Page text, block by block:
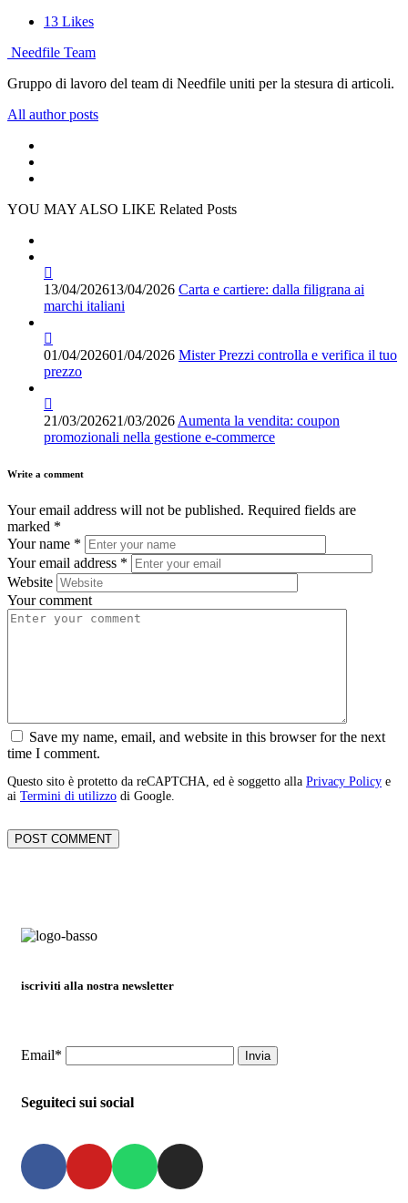
13 Likes
Needfile Team
Gruppo di lavoro del team di Needfile uniti per la stesura di articoli.
All author posts
YOU MAY ALSO LIKE Related Posts
13/04/202613/04/2026 Carta e cartiere: dalla filigrana ai
marchi italiani
01/04/202601/04/2026 Mister Prezzi controlla e verifica il tuo
prezzo
21/03/202621/03/2026 Aumenta la vendita: coupon
promozionali nella gestione e-commerce
Write a comment
Your email address will not be published. Required fields are
marked *
Your name *
Your email address *
Website
Your comment
Save my name, email, and website in this browser for the next
time I comment.
Questo sito è protetto da reCAPTCHA, ed è soggetto alla Privacy Policy e
ai Termini di utilizzo di Google.
iscriviti alla nostra newsletter
Email*
Seguiteci sui social